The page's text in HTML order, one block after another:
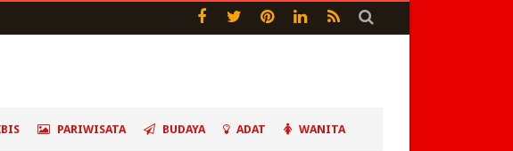
PARIWISATA BUDAYA ADAT WANITA